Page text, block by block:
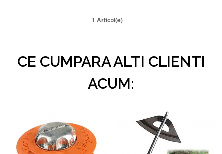
1 Articol(e)
CE CUMPARA ALTI CLIENTI
ACUM: